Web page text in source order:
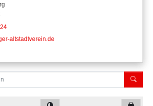
altstadtverein.de